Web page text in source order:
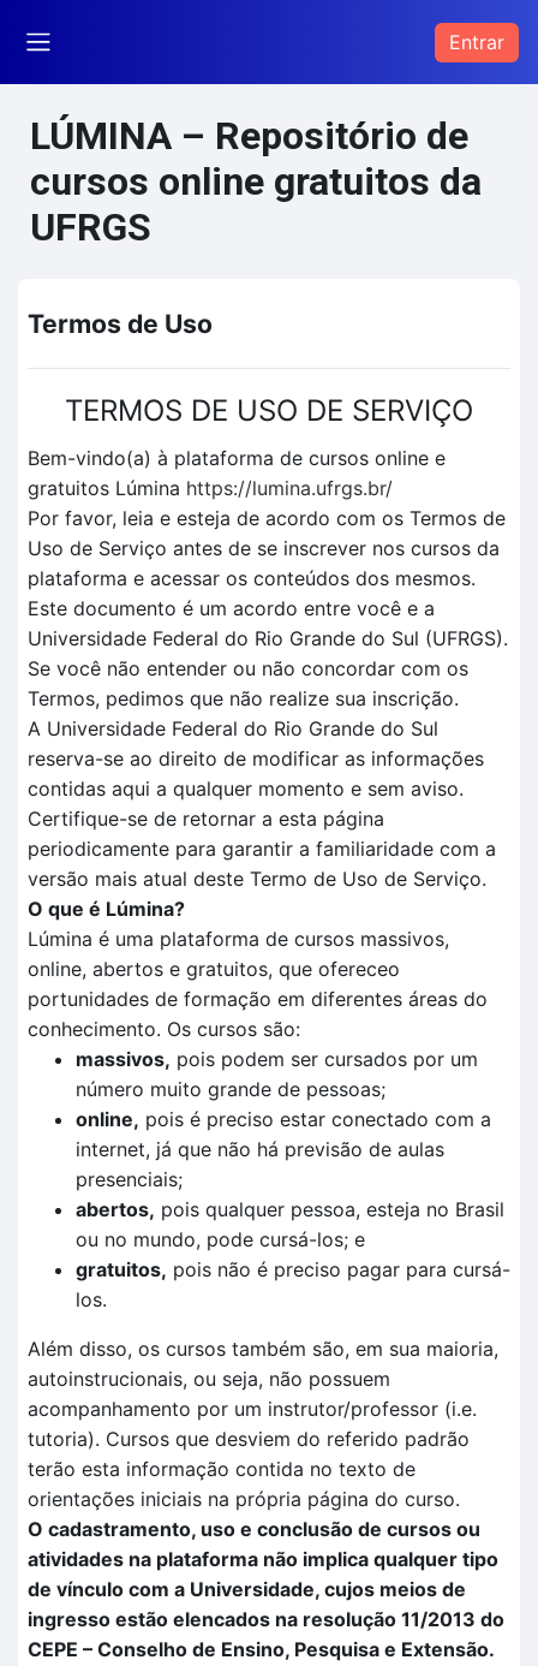
Entrar
LÚMINA – Repositório de
cursos online gratuitos da
UFRGS
Termos de Uso
TERMOS DE USO DE SERVIÇO
Bem-vindo(a) à plataforma de cursos online e
gratuitos Lúmina https://lumina.ufrgs.br/
Por favor, leia e esteja de acordo com os Termos de
Uso de Serviço antes de se inscrever nos cursos da
plataforma e acessar os conteúdos dos mesmos.
Este documento é um acordo entre você e a
Universidade Federal do Rio Grande do Sul (UFRGS).
Se você não entender ou não concordar com os
Termos, pedimos que não realize sua inscrição.
A Universidade Federal do Rio Grande do Sul
reserva-se ao direito de modificar as informações
contidas aqui a qualquer momento e sem aviso.
Certifique-se de retornar a esta página
periodicamente para garantir a familiaridade com a
versão mais atual deste Termo de Uso de Serviço.
O que é Lúmina?
Lúmina é uma plataforma de cursos massivos,
online, abertos e gratuitos, que ofereceo
portunidades de formação em diferentes áreas do
conhecimento. Os cursos são:
massivos, pois podem ser cursados por um
número muito grande de pessoas;
online, pois é preciso estar conectado com a
internet, já que não há previsão de aulas
presenciais;
abertos, pois qualquer pessoa, esteja no Brasil
ou no mundo, pode cursá-los; e
gratuitos, pois não é preciso pagar para cursá-
los.
Além disso, os cursos também são, em sua maioria,
autoinstrucionais, ou seja, não possuem
acompanhamento por um instrutor/professor (i.e.
tutoria). Cursos que desviem do referido padrão
terão esta informação contida no texto de
orientações iniciais na própria página do curso.
O cadastramento, uso e conclusão de cursos ou
atividades na plataforma não implica qualquer tipo
de vínculo com a Universidade, cujos meios de
ingresso estão elencados na resolução 11/2013 do
CEPE – Conselho de Ensino, Pesquisa e Extensão.